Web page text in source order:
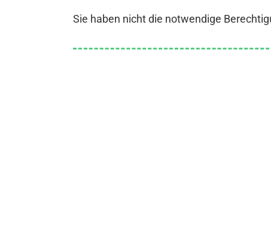
Sie haben nicht die notwendige